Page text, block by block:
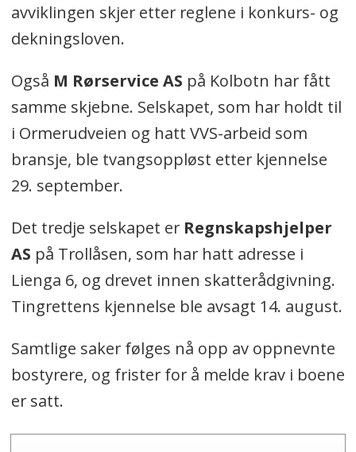
avviklingen skjer etter reglene i konkurs- og
dekningsloven.
Også M Rørservice AS på Kolbotn har fått
samme skjebne. Selskapet, som har holdt til
i Ormerudveien og hatt VVS-arbeid som
bransje, ble tvangsoppløst etter kjennelse
29. september.
Det tredje selskapet er Regnskapshjelper
AS på Trollåsen, som har hatt adresse i
Lienga 6, og drevet innen skatterådgivning.
Tingrettens kjennelse ble avsagt 14. august.
Samtlige saker følges nå opp av oppnevnte
bostyrere, og frister for å melde krav i boene
er satt.